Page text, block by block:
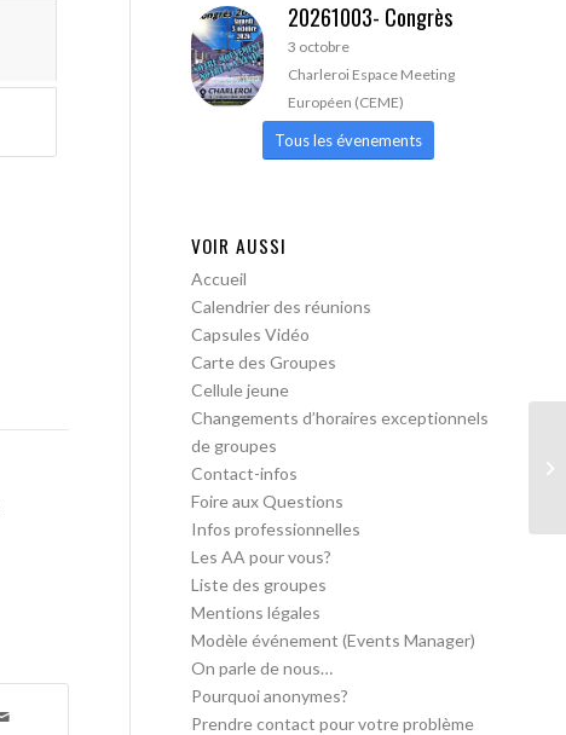
20261003- Congrès
3 octobre
Charleroi Espace Meeting
Européen (CEME)
Tous les évenements
VOIR AUSSI
Accueil
Calendrier des réunions
Capsules Vidéo
Carte des Groupes
Cellule jeune
Changements d’horaires exceptionnels
de groupes
Contact-infos
Foire aux Questions
Infos professionnelles
Les AA pour vous?
Liste des groupes
Mentions légales
Modèle événement (Events Manager)
On parle de nous…
Pourquoi anonymes?
Prendre contact pour votre problème